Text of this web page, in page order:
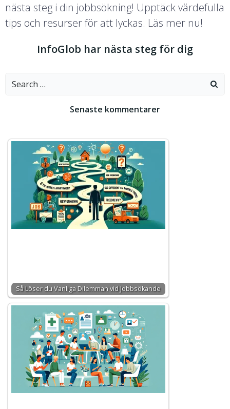
nästa steg i din jobbsökning! Upptäck värdefulla
tips och resurser för att lyckas. Läs mer nu!
InfoGlob har nästa steg för dig
Search
Senaste kommentarer
Så Löser du Vanliga Dilemman vid Jobbsökande